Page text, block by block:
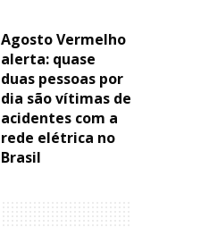
Agosto Vermelho
alerta: quase
duas pessoas por
dia são vítimas de
acidentes com a
rede elétrica no
Brasil